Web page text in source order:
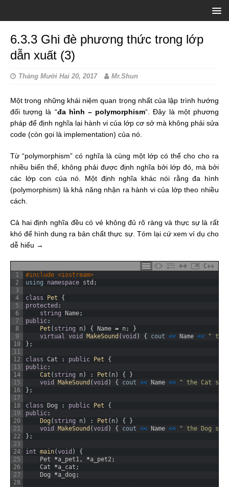
6.3.3 Ghi đè phương thức trong lớp
dẫn xuất (3)
Tháng Mười Hai 20, 2017 Mr.Shun
Một trong những khái niệm quan trọng nhất của lập trình hướng
đối tượng là “đa hình – polymorphism“. Đây là một phương
pháp để định nghĩa lại hành vi của lớp cơ sở mà không phải sửa
code (còn gọi là implementation) của nó.
Từ “polymorphism” có nghĩa là cùng một lớp có thể cho cho ra
nhiều biến thể, không phải được định nghĩa bởi lớp đó, mà bởi
các lớp con của nó. Một định nghĩa khác nói rằng đa hình
(polymorphism) là khả năng nhận ra hành vi của lớp theo nhiều
cách.
Cả hai định nghĩa đều có vẻ không đủ rõ ràng và thực sự là rất
khó để hình dung ra bản chất thực sự. Tóm lại cứ xem ví dụ cho
dễ hiểu →
C++
1
2
3
4
5
6
7
8
9
10
11
12
13
14
15
16
17
18
19
20
21
22
23
24
25
26
27
28
#include <iostream>
using
namespace std ;
class Pet
{
protected :
string
Name;
public:
Pet ( string n) { Name = n;
}
virtual void MakeSound (void ) { cout << Name <<
" the
} ;
class Cat : public Pet
{
public:
Cat ( string n) : Pet ( n) {
}
void
MakeSound (void ) { cout << Name <<
" the Cat
} ;
class Dog : public Pet
{
public:
Dog ( string n) : Pet ( n) {
}
void
MakeSound (void ) { cout << Name <<
" the Dog
} ;
int main(void )
{
Pet
*a_pet1, *a_pet2;
Cat
*a_cat ;
Dog
*a_dog ;